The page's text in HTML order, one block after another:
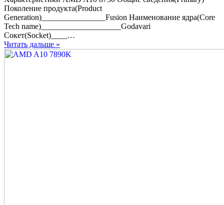
A10
8750
Поколение продукта(Product
Generation)________________Fusion Наименование ядра(Core
Tech name)____________________Godavari
Сокет(Socket)____…
Читать дальше »